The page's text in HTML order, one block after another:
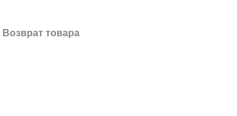
Возврат товара